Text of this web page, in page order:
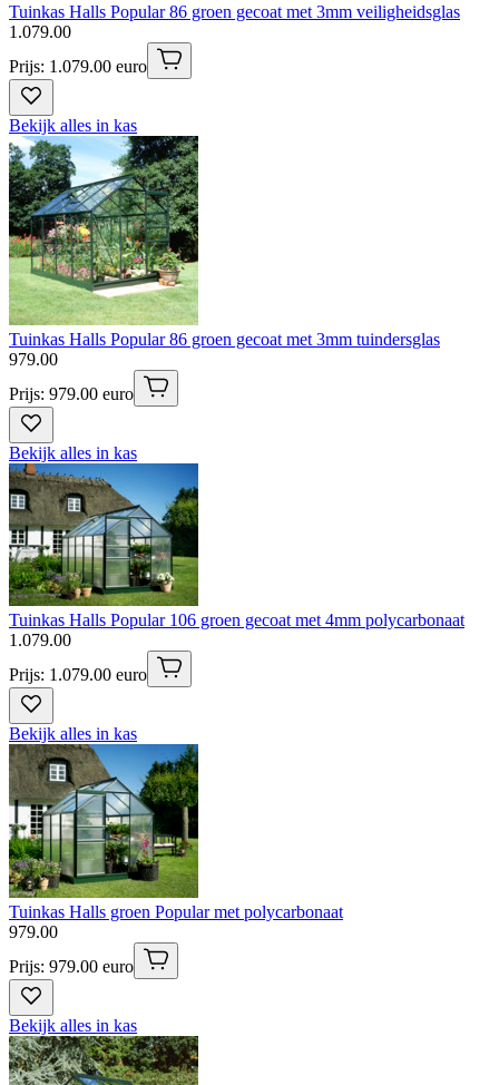
Tuinkas Halls Popular 86 groen gecoat met 3mm veiligheidsglas
1 .079.00
Prijs: 1.079.00 euro
Bekijk alles in kas
Tuinkas Halls Popular 86 groen gecoat met 3mm tuindersglas
979.00
Prijs: 979.00 euro
Bekijk alles in kas
Tuinkas Halls Popular 106 groen gecoat met 4mm polycarbonaat
1 .079.00
Prijs: 1.079.00 euro
Bekijk alles in kas
Tuinkas Halls groen Popular met polycarbonaat
979.00
Prijs: 979.00 euro
Bekijk alles in kas